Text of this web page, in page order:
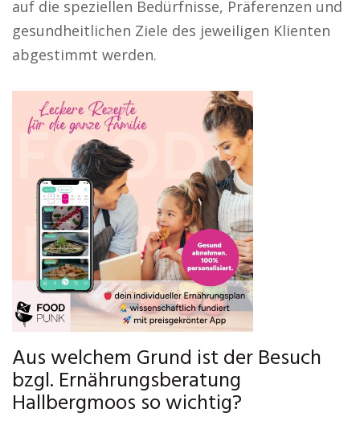
auf die speziellen Bedürfnisse, Präferenzen und
gesundheitlichen Ziele des jeweiligen Klienten
abgestimmt werden.
Aus welchem Grund ist der Besuch
bzgl. Ernährungsberatung
Hallbergmoos so wichtig?